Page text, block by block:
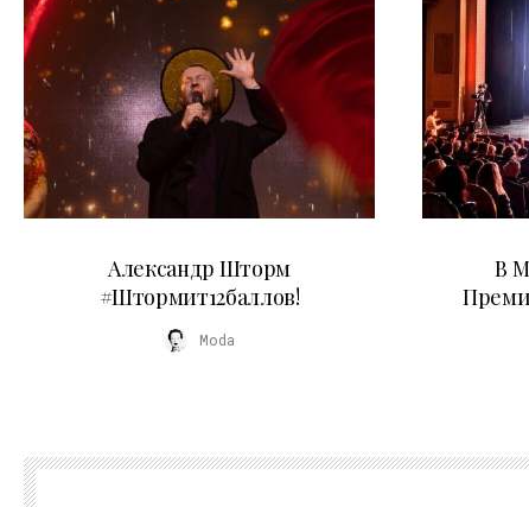
Александр Шторм
#Штормит12баллов!
Moda
В